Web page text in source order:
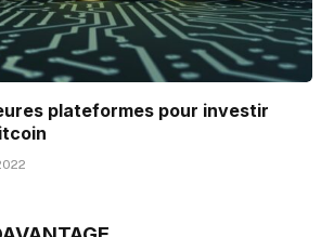
plateformes pour investir